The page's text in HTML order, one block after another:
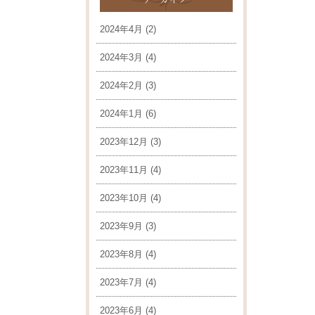
2024年4月 (2)
2024年3月 (4)
2024年2月 (3)
2024年1月 (6)
2023年12月 (3)
2023年11月 (4)
2023年10月 (4)
2023年9月 (3)
2023年8月 (4)
2023年7月 (4)
2023年6月 (4)